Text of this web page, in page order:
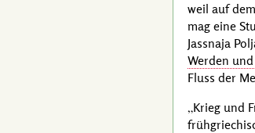
weil auf
mag eine
Jassnaja
Werden
Fluss der
Krieg und